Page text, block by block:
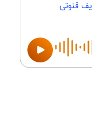
قنوتی